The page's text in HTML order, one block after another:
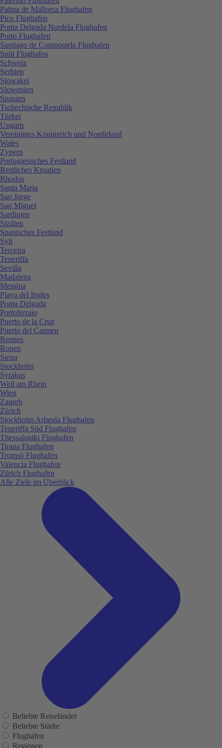
Palma de Mallorca Flughafen
Pico Flughafen
Ponta Delgada Nordela Flughafen
Porto Flughafen
Santiago de Compostela Flughafen
Split Flughafen
Schweiz
Serbien
Slowakei
Slowenien
Spanien
Tschechische Republik
Türkei
Ungarn
Vereinigtes Königreich und Nordirland
Wales
Zypern
Portugiesisches Festland
Restliches Kroatien
Rhodos
Santa Maria
Sao Jorge
Sao Miguel
Sardinien
Sizilien
Spanisches Festland
Sylt
Terceira
Teneriffa
Sevilla
Madalena
Messina
Playa del Ingles
Ponta Delgada
Portoferraio
Puerto de la Cruz
Puerto del Carmen
Rennes
Rouen
Siena
Stockholm
Syrakus
Weil am Rhein
Wien
Zagreb
Zürich
Stockholm Arlanda Flughafen
Teneriffa Süd Flughafen
Thessaloniki Flughafen
Tirana Flughafen
Tromsö Flughafen
Valencia Flughafen
Zürich Flughafen
Alle Ziele im Überblick
Beliebte Reiseländer
Beliebte Städte
Flughäfen
Regionen